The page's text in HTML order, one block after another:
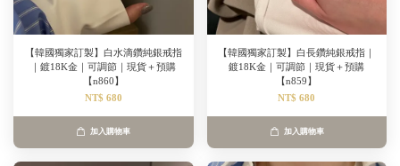
【韓國獨家訂製】白水滴鑽純銀戒指
｜鍍18K金｜可調節｜現貨＋預購
【n860】
NT$ 680
加入購物車
【韓國獨家訂製】白長鑽純銀戒指｜
鍍18K金｜可調節｜現貨＋預購
【n859】
NT$ 680
加入購物車